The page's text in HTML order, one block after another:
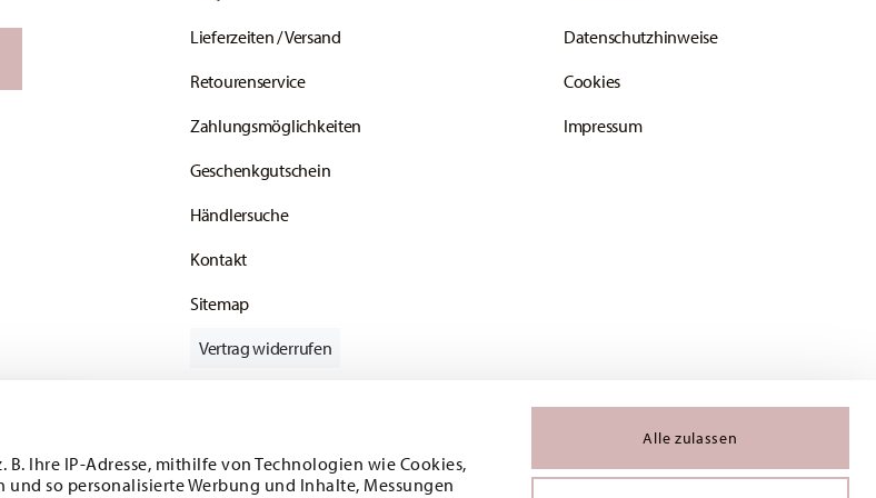
Ihre IP-Adresse, mithilfe von Technologien wie Cookies,
so personalisierte Werbung und Inhalte, Messungen
Alle zulassen
Unter einem Bestellwert von
die Lieferzeiten in
Lieferzeiten / Versand
Retourenservice
Zahlungsmöglichkeiten
Geschenkgutschein
Händlersuche
Kontakt
Sitemap
Datenschutzhinweise
Cookies
Impressum
Vertrag widerrufen
Sie uns auf